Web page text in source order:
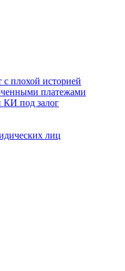
с плохой историей
платежами
КИ под залог
лиц